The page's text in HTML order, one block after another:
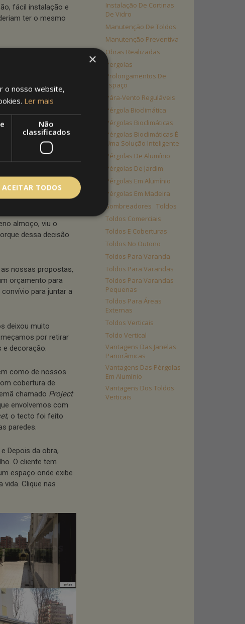
fácil instalação e
ter o mesmo
o cliente
que tinha no seu
almoço, viu o
dessa decisão
nossas propostas,
orçamento para
para juntar a
deixou muito
por retirar
e decoração.
como de nossos
cobertura de
chamado Project
envolvemos com
, o tecto foi feito
paredes.
Depois da obra,
O cliente tem
espaço onde exibe
Clique nas
Instalação De Cortinas
De Vidro
Manutenção De Toldos
Manutenção Preventiva
Obras Realizadas
Pergolas
Prolongamentos De
Espaço
Pára-Vento Reguláveis
Pérgola Bioclimática
Pérgolas Bioclimáticas
Pérgolas Bioclimáticas É
Uma Solução Inteligente
Pérgolas De Alumínio
Pérgolas De Jardim
Pérgolas Em Alumínio
Pérgolas Em Madeira
Sombreadores Toldos
Toldos Comerciais
Toldos E Coberturas
Toldos No Outono
Toldos Para Varanda
Toldos Para Varandas
Toldos Para Varandas
Pequenas
Toldos Para Áreas
Externas
Toldos Verticais
Toldo Vertical
Vantagens Das Janelas
Panorâmicas
Vantagens Das Pérgolas
Em Alumínio
Vantagens Dos Toldos
Verticais
×
o nosso website,
Ler mais
Não
classificados
ACEITAR TODOS